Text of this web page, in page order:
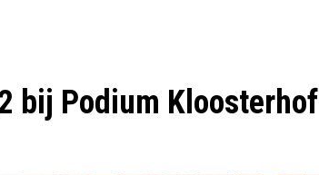
bij Podium Kloosterhof